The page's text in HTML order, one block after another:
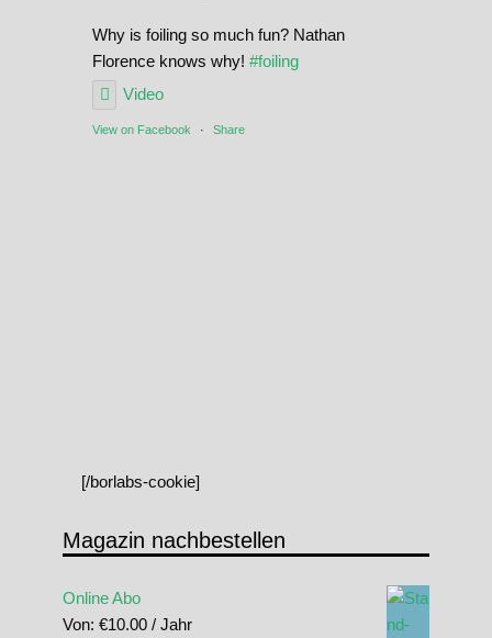
Why is foiling so much fun? Nathan
Florence knows why! #foiling
Video
View on Facebook · Share
[/borlabs-cookie]
Magazin nachbestellen
Online Abo
Von: €10.00 / Jahr